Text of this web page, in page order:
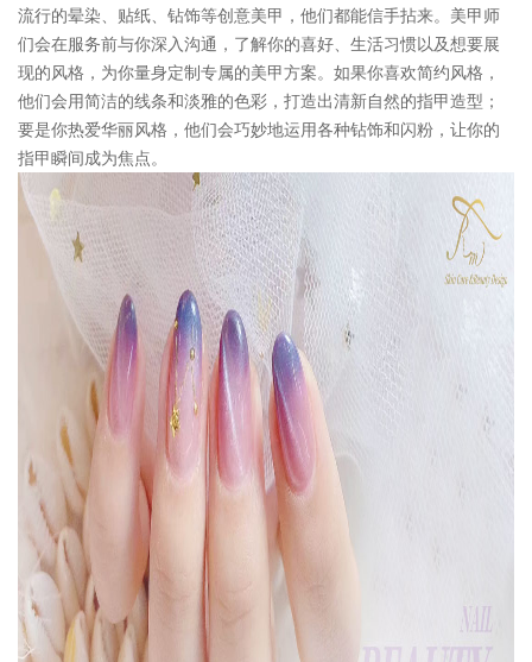
流行的晕染、贴纸、钻饰等创意美甲，他们都能信手拈来。美甲师
们会在服务前与你深入沟通，了解你的喜好、生活习惯以及想要展
现的风格，为你量身定制专属的美甲方案。如果你喜欢简约风格，
他们会用简洁的线条和淡雅的色彩，打造出清新自然的指甲造型；
要是你热爱华丽风格，他们会巧妙地运用各种钻饰和闪粉，让你的
指甲瞬间成为焦点。